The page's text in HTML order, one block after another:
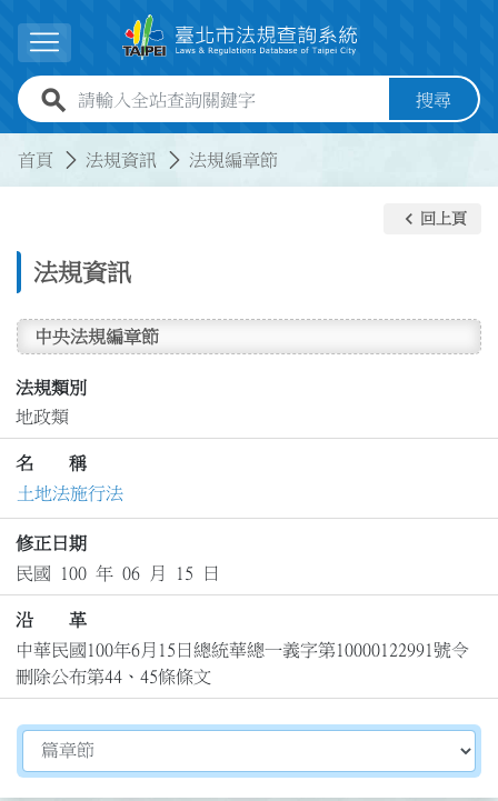
展開選單
全站查詢關鍵字欄位 搜尋
首頁 法規資訊 法規編章節
法規資訊
keyboard_arrow_left 回上頁
中央法規編章節
法規類別
地政類
名 稱
土地法施行法
修正日期
民國 100 年 06 月 15 日
沿 革
中華民國100年6月15日總統華總一義字第10000122991號令
刪除公布第44、45條條文
切換選擇法規資訊內容